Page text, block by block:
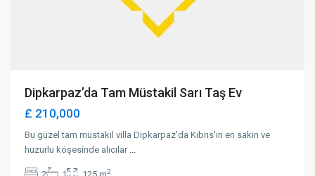
Dipkarpaz’da Tam Müstakil Sarı Taş Ev
£ 210,000
Bu güzel tam müstakil villa Dipkarpaz'da Kıbrıs'ın en sakin ve
huzurlu köşesinde alıcılar ...
2